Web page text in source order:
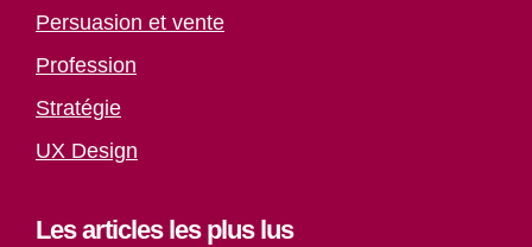
Persuasion et vente
Profession
Stratégie
UX Design
Les articles les plus lus